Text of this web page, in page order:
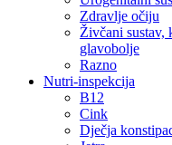
Zdravlje očiju
Živčani sustav,
glavobolje
Razno
Nutri-inspekcija
B12
Cink
Dječja